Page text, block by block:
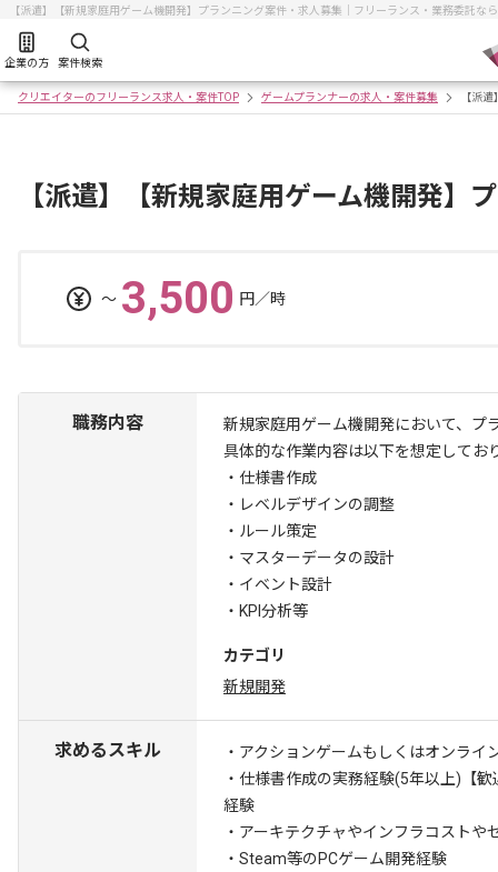
【派遣】【新規家庭用ゲーム機開発】プランニング案件・求人募集｜フリーランス・業務委託な
企業の方 案件検索
クリエイターのフリーランス求人・案件TOP ゲームプランナーの求人・案件募集 【派
【派遣】【新規家庭用ゲーム機開発】
〜 3,500 円／時
職務内容
新規家庭用ゲーム機開発において、プ
具体的な作業内容は以下を想定してお
・仕様書作成
・レベルデザインの調整
・ルール策定
・マスターデータの設計
・イベント設計
・KPI分析等
カテゴリ
新規開発
求めるスキル
・アクションゲームもしくはオンライ
・仕様書作成の実務経験(5年以上) 【
経験
・アーキテクチャやインフラコスト
・Steam等のPCゲーム開発経験